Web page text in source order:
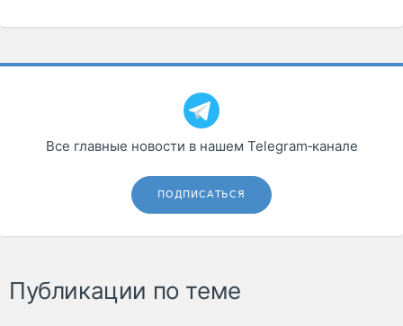
Все главные новости в нашем Telegram‑канале
ПОДПИСАТЬСЯ
Публикации по теме